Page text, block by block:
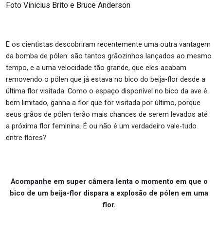
Foto Vinicius Brito e Bruce Anderson
E os cientistas descobriram recentemente uma outra vantagem
da bomba de pólen: são tantos grãozinhos lançados ao mesmo
tempo, e a uma velocidade tão grande, que eles acabam
removendo o pólen que já estava no bico do beija-flor desde a
última flor visitada. Como o espaço disponível no bico da ave é
bem limitado, ganha a flor que for visitada por último, porque
seus grãos de pólen terão mais chances de serem levados até
a próxima flor feminina. É ou não é um verdadeiro vale-tudo
entre flores?
Acompanhe em super câmera lenta o momento em que o
bico de um beija-flor dispara a explosão de pólen em uma
flor.